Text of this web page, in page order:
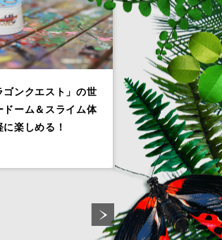
ゴンクエスト」の世
ーム＆スライム体
楽しめる！